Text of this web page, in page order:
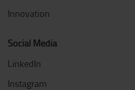
Innovation
Social Media
LinkedIn
Instagram